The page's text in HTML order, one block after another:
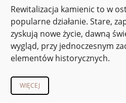
Rewitalizacja kamienic to w
popularne działanie. Stare,
zyskują nowe życie, dawną
wygląd, przy jednoczesnym
elementów historycznych.
WIĘCEJ